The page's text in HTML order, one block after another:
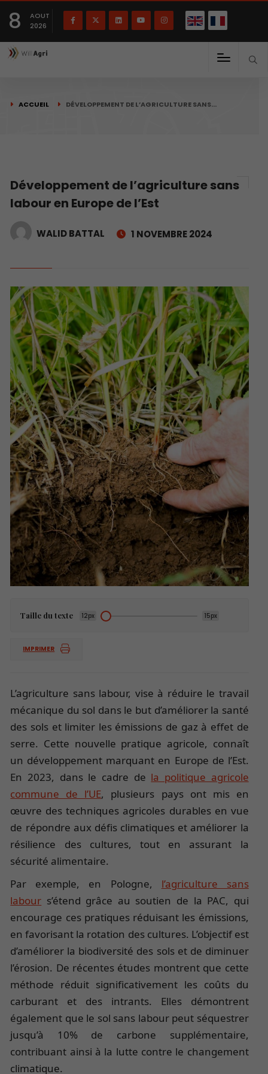
8
AOUT
2026
ACCUEIL DÉVELOPPEMENT DE L’AGRICULTURE SANS…
Développement de l’agriculture sans
labour en Europe de l’Est
WALID BATTAL 1 NOVEMBRE 2024
Taille du texte 12px 15px
IMPRIMER
L’agriculture sans labour, vise à réduire le travail
mécanique du sol dans le but d’améliorer la santé
des sols et limiter les émissions de gaz à effet de
serre. Cette nouvelle pratique agricole, connaît
un développement marquant en Europe de l’Est.
En 2023, dans le cadre de la politique agricole
commune de l’UE, plusieurs pays ont mis en
œuvre des techniques agricoles durables en vue
de répondre aux défis climatiques et améliorer la
résilience des cultures, tout en assurant la
sécurité alimentaire.
Par exemple, en Pologne, l’agriculture sans
labour s’étend grâce au soutien de la PAC, qui
encourage ces pratiques réduisant les émissions,
en favorisant la rotation des cultures. L’objectif est
d’améliorer la biodiversité des sols et de diminuer
l’érosion. De récentes études montrent que cette
méthode réduit significativement les coûts du
carburant et des intrants. Elles démontrent
également que le sol sans labour peut séquestrer
jusqu’à 10% de carbone supplémentaire,
contribuant ainsi à la lutte contre le changement
climatique.
Français English(English)